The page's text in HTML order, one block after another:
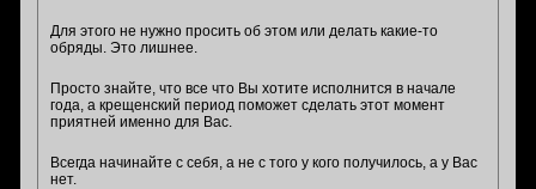
Для этого не нужно просить об этом или делать какие-то
обряды. Это лишнее.
Просто знайте, что все что Вы хотите исполнится в начале
года, а крещенский период поможет сделать этот момент
приятней именно для Вас.
Всегда начинайте с себя, а не с того у кого получилось, а у Вас
нет.